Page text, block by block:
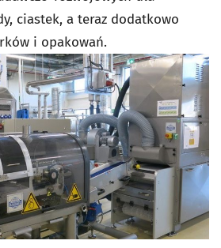
ciastek, a teraz dodatkowo
i opakowań.